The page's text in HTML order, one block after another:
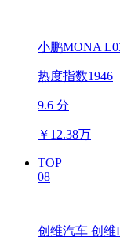
小鹏MONA
热度指数1946
9.6 分
￥ 12.38万
TOP
08
创维汽车 创维